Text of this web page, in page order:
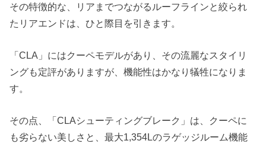
その特徴的な、リアまでつながるルーフラインと絞られ
たリアエンドは、ひと際目を引きます。
「CLA」にはクーペモデルがあり、その流麗なスタイリ
ングも定評がありますが、機能性はかなり犠牲になりま
す。
その点、「CLAシューティングブレーク」は、クーペに
も劣らない美しさと、最大1,354Lのラゲッジルーム機能